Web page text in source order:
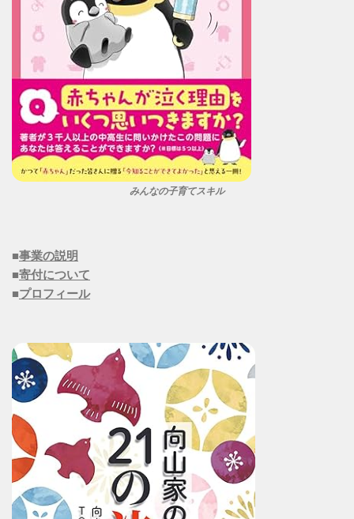
みんなの子育てスキル
■事業の説明
■寄付について
■プロフィール